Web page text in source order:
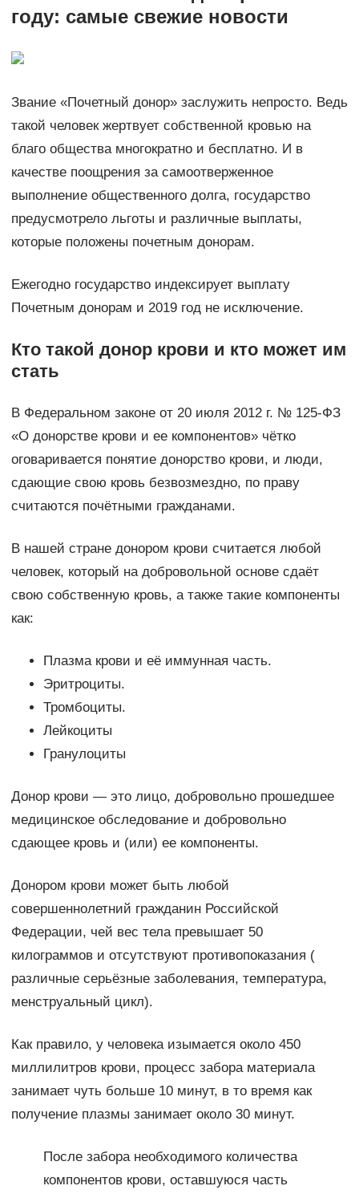
году: самые свежие новости
Звание «Почетный донор» заслужить непросто. Ведь
такой человек жертвует собственной кровью на
благо общества многократно и бесплатно. И в
качестве поощрения за самоотверженное
выполнение общественного долга, государство
предусмотрело льготы и различные выплаты,
которые положены почетным донорам.
Ежегодно государство индексирует выплату
Почетным донорам и 2019 год не исключение.
Кто такой донор крови и кто может им
стать
В Федеральном законе от 20 июля 2012 г. № 125-ФЗ
«О донорстве крови и ее компонентов» чётко
оговаривается понятие донорство крови, и люди,
сдающие свою кровь безвозмездно, по праву
считаются почётными гражданами.
В нашей стране донором крови считается любой
человек, который на добровольной основе сдаёт
свою собственную кровь, а также такие компоненты
как:
Плазма крови и её иммунная часть.
Эритроциты.
Тромбоциты.
Лейкоциты
Гранулоциты
Донор крови — это лицо, добровольно прошедшее
медицинское обследование и добровольно
сдающее кровь и (или) ее компоненты.
Донором крови может быть любой
совершеннолетний гражданин Российской
Федерации, чей вес тела превышает 50
килограммов и отсутствуют противопоказания (
различные серьёзные заболевания, температура,
менструальный цикл).
Как правило, у человека изымается около 450
миллилитров крови, процесс забора материала
занимает чуть больше 10 минут, в то время как
получение плазмы занимает около 30 минут.
После забора необходимого количества
компонентов крови, оставшуюся часть